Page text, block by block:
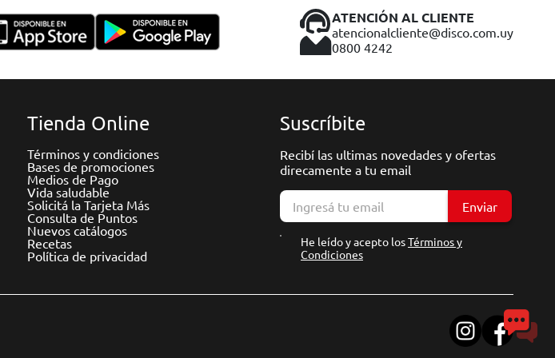
ATENCIÓN AL CLIENTE
atencionalcliente@disco.com.uy
0800 4242
Tienda Online
Términos y condiciones
Bases de promociones
Medios de Pago
Vida saludable
Solicitá la Tarjeta Más
Consulta de Puntos
Nuevos catálogos
Recetas
Política de privacidad
Suscríbite
Recibí las ultimas novedades y ofertas
direcamente a tu email
Enviar
He leído y acepto losTérminos y
Condiciones